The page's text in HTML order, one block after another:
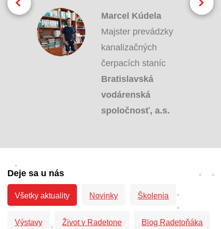
a
Marcel Kúdela
Majster prevádzky
kanalizačných
čerpacích staníc
Bratislavská
vodárenská
spoločnosť, a.s.
ŽSR.
Deje sa u nás
Všetky aktuality Novinky Školenia
Výstavy Život v Radetone Blog Radetoňáka